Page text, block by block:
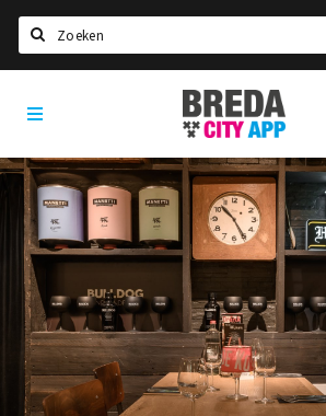
Home
Agenda
Deals
Party pics
Nieuws, interviews & blogs
Eten
Drinken
Slapen
Breda
City
App